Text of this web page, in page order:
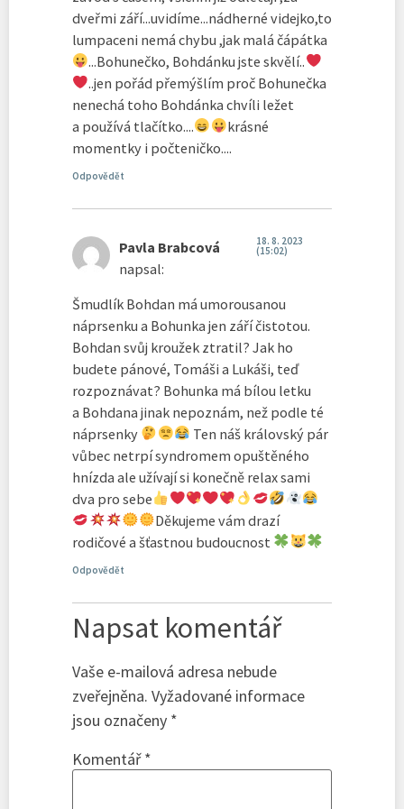
dveřmi září...uvidíme...nádherné videjko,to
lumpaceni nemá chybu ,jak malá čápátka
...Bohunečko, Bohdánku jste skvělí..
..jen pořád přemýšlím proč Bohunečka
nenechá toho Bohdánka chvíli ležet
a používá tlačítko....
krásné
momentky i počteničko....
Odpovědět
Pavla Brabcová
napsal:
18. 8. 2023
(15:02)
Šmudlík Bohdan má umorousanou
náprsenku a Bohunka jen září čistotou.
Bohdan svůj kroužek ztratil? Jak ho
budete pánové, Tomáši a Lukáši, teď
rozpoznávat? Bohunka má bílou letku
a Bohdana jinak nepoznám, než podle té
náprsenky
Ten náš královský pár
vůbec netrpí syndromem opuštěného
hnízda ale užívají si konečně relax sami
dva pro sebe
Děkujeme vám drazí
rodičové a šťastnou budoucnost
Odpovědět
Napsat komentář
Vaše e-mailová adresa nebude
zveřejněna. Vyžadované informace
jsou označeny *
Komentář*